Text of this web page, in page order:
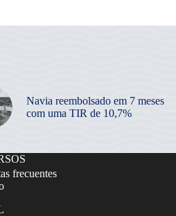
Navia reembolsado em 7 meses
com uma TIR de 10,7%
frecuentes